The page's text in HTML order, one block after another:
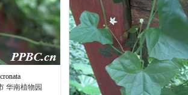
华南植物园